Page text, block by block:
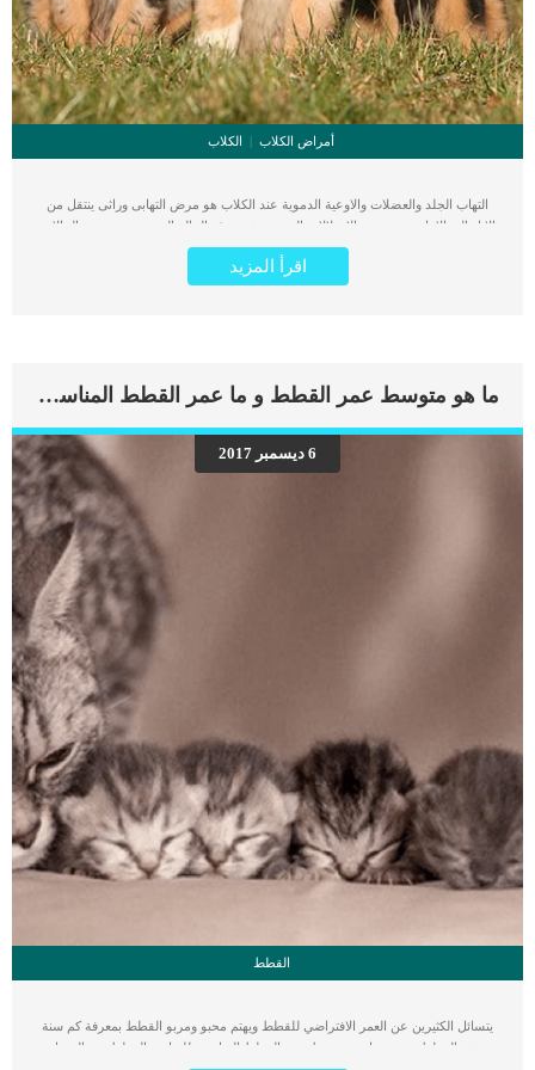
أمراض الكلاب الكلاب
التهاب الجلد والعضلات والاوعية الدموية عند الكلاب هو مرض التهابى وراثى ينتقل من
الاباء الى الابناء نتيجة بعض الاختلالات الجينية. تشيع هذه الحالة المرضية بين بعض الحالات
اكثر من غيرها. كما ان التهاب الجلد والعضلات والاوعية الدموية عند الكلاب تُصنف حاليًا
على أنها اعتلال جلدي إقفاري (انخفاض إمداد الدم للجلد). عادة ما تظهر الآفات الجلدية
قبل ستة أشهر من عمر الكلب ، وقد تتطور في وقت مبكر حتى سبعة أسابيع. يمكن أن
(المعروف باسم ضمور العضلات)اضافة الى تضخم المريء (الأنبوب الذي يمتد من الحلق
لأذني الكلب. قد يكون الوجه كله متأثرا بهذه الافات. يمكن أيضًا أن يتأثر طرف الذيل
والبروز العظمي. قد تزداد الآفات وتنقص بمرور الوقت. فقدان السطح العلوي للجلد
وظهور الثعلبة. قد يكون احمرار الجلدقشرة الرأس ندبات على الجلدقد تواجه صعوبة في
الأكل والشرب والبلع. عادة ما تظهر أعراض التهاب الجلد والعضلات في الكلاب المصابة
اقرأ المزيد
ما هو متوسط عمر القطط و ما عمر القطط المناسب للتزاوج
6 ديسمبر 2017
القطط
يتسائل الكثيرين عن العمر الافتراضي للقطط ويهتم محبو ومربو القطط بمعرفة كم سنة
تعيش القطط معهم وماهو متوسط عمر القطط المناسب للتزاوج. القطط هي الحيوان